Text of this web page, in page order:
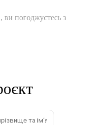
ви погоджуєтесь з